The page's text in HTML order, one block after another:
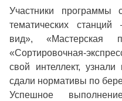
Участники программы
тематических
вид», «Мастерская
«Сортировочная-
свой интеллект,
сдали нормативы по
Успешное